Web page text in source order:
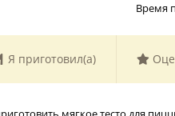
Время
Я приготовил(а)